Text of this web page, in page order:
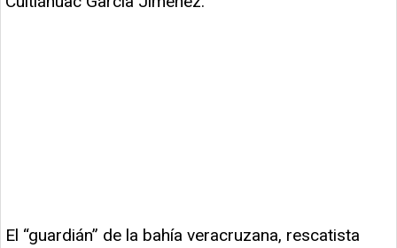
El “guardián” de la bahía veracruzana, rescatista